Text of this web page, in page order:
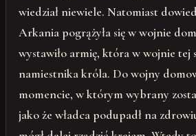
wiedział niewiele. Natomiast
Arkania pogrążyła się w wojnie
wystawiło armię, która w wojnie tej
namiestnika króla. Do wojny
momencie, w którym wybrany
jako że władca podupadł na